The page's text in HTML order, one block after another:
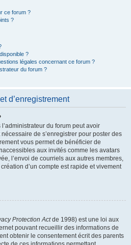
ce forum ?
?
?
légales concernant ce forum ?
du forum ?
d’enregistrement
du forum peut avoir
de s’enregistrer pour poster des
vous permet de bénéficier de
aux invités comme les avatars
l’envoi de courriels aux autres membres,
d’un compte est rapide et vivement
Protection Actde 1998) est une loi aux
pouvant recueillir des informations de
obtenir le consentement écrit des parents